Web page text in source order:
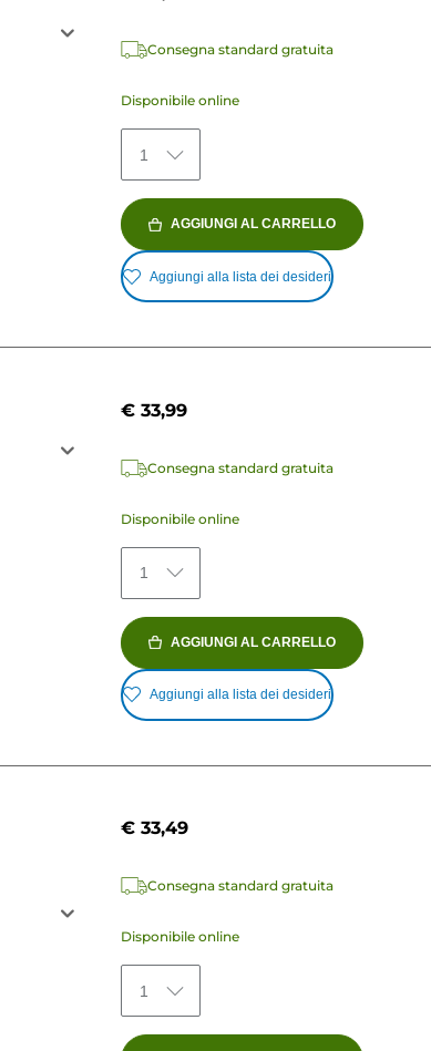
Consegna standard gratuita
Disponibile online
1
AGGIUNGI AL CARRELLO
Aggiungi alla lista dei desideri
€ 33,99
Consegna standard gratuita
Disponibile online
1
AGGIUNGI AL CARRELLO
Aggiungi alla lista dei desideri
€ 33,49
Consegna standard gratuita
Disponibile online
1